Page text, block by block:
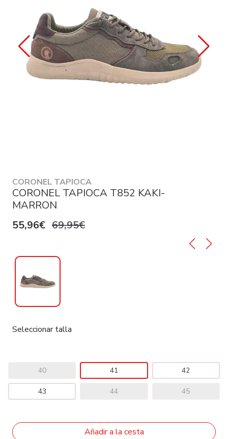
CORONEL TAPIOCA
CORONEL TAPIOCA T852 KAKI-
MARRON
55,96€ 69,95€
Seleccionar talla
40 41 42
43 44 45